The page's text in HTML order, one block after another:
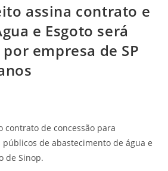
assina contrato e
e Esgoto será
empresa de SP
contrato de concessão para
públicos de abastecimento de água e
de Sinop.